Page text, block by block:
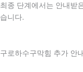
최종 단계에서는 안내받
습니다.
구로하수구막힘 추가 안